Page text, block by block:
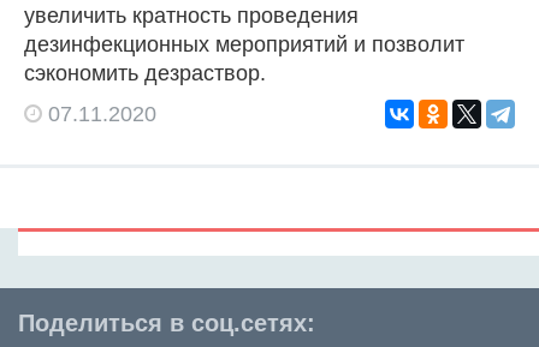
увеличить кратность проведения
дезинфекционных мероприятий и позволит
сэкономить дезраствор.
07.11.2020
Поделиться в соц.сетях: